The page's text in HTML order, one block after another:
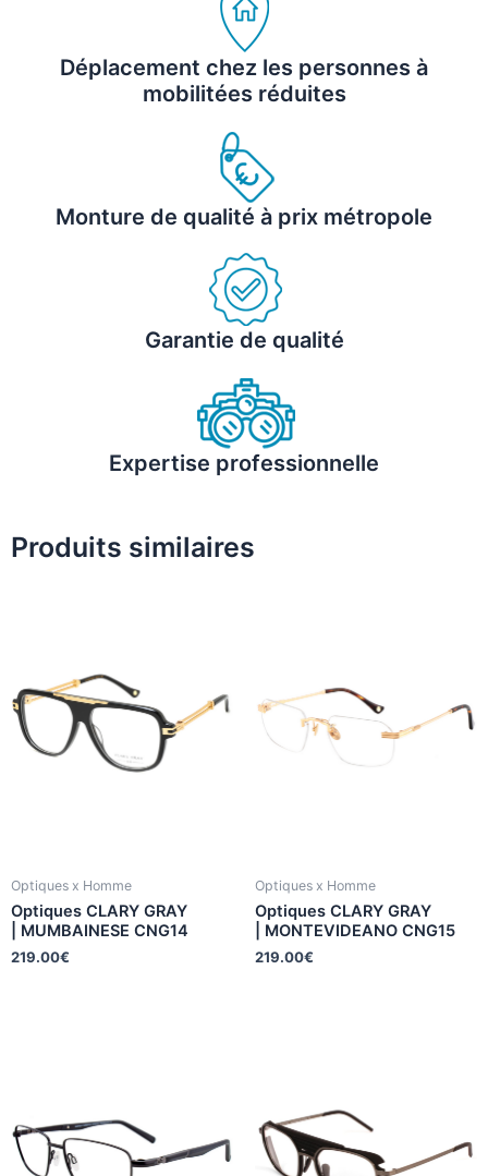
Déplacement chez les personnes à
mobilitées réduites
Monture de qualité à prix métropole
Garantie de qualité
Expertise professionnelle
Produits similaires
Optiques x Homme
Optiques CLARY GRAY
| MUMBAINESE CNG14
219.00€
Optiques x Homme
Optiques CLARY GRAY
| MONTEVIDEANO CNG15
219.00€